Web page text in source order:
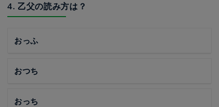
4. 乙父の読み方は？
おっふ
おつち
おっち